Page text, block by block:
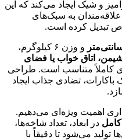
و شیک ایجاد می‌کند که این
به سبک‌های
تبدیل کرده است.
و وزن ۶ کیلوگرم،
اتاق خواب یا فضای
۲.۸۰ متری کاملاً متناسب است. طراحی
تضادی جذاب ایجاد
اهمیت ویژه‌ای می‌دهیم.
در ابعاد، تعداد شاخه‌ها،
می‌شود تا دقیقاً با